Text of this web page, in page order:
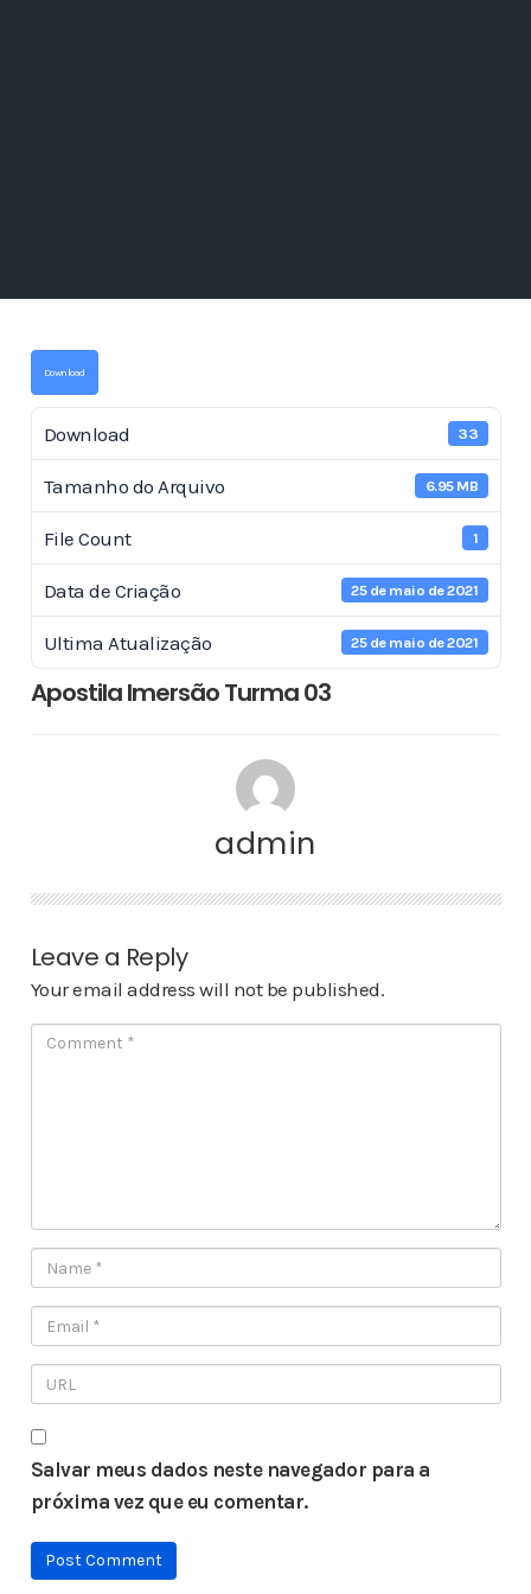
Download
Download 33
Tamanho do Arquivo 6.95 MB
File Count 1
Data de Criação 25 de maio de 2021
Ultima Atualização 25 de maio de 2021
Apostila Imersão Turma 03
admin
Leave a Reply
Your email address will not be published.
Salvar meus dados neste navegador para a
próxima vez que eu comentar.